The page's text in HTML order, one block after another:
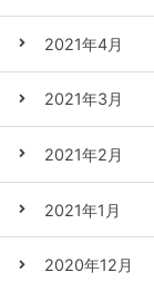
2021年4月
2021年3月
2021年2月
2021年1月
2020年12月